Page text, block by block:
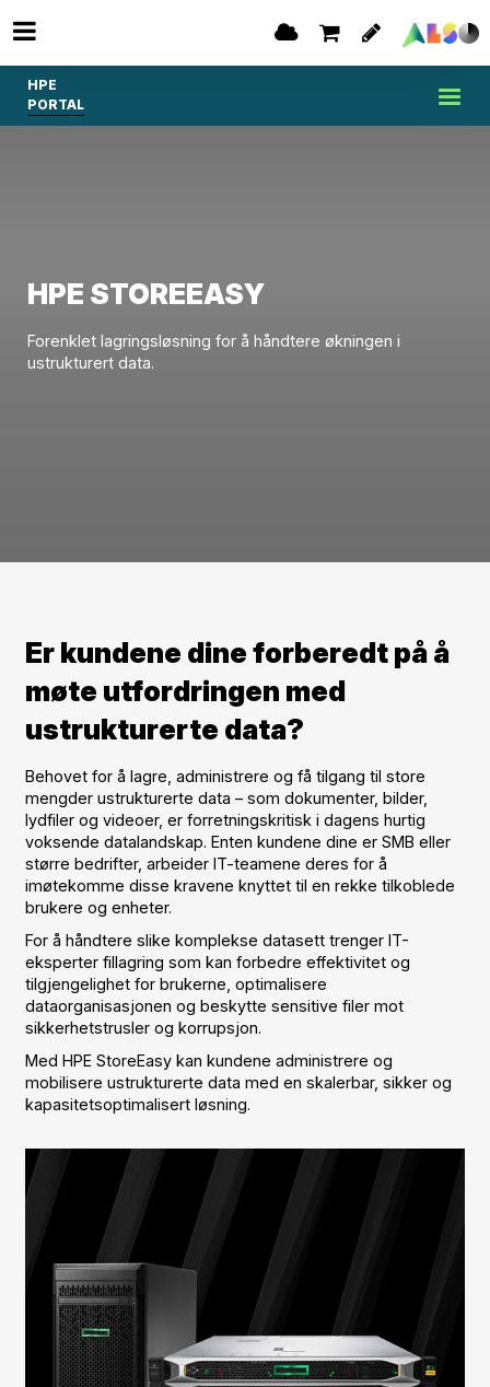
HPE
PORTAL
HPE STOREEASY
Forenklet lagringsløsning for å håndtere økningen i
ustrukturert data.
Er kundene dine forberedt på å
møte utfordringen med
ustrukturerte data?
Behovet for å lagre, administrere og få tilgang til store
mengder ustrukturerte data – som dokumenter, bilder,
lydfiler og videoer, er forretningskritisk i dagens hurtig
voksende datalandskap. Enten kundene dine er SMB eller
større bedrifter, arbeider IT-teamene deres for å
imøtekomme disse kravene knyttet til en rekke tilkoblede
brukere og enheter.
For å håndtere slike komplekse datasett trenger IT-
eksperter fillagring som kan forbedre effektivitet og
tilgjengelighet for brukerne, optimalisere
dataorganisasjonen og beskytte sensitive filer mot
sikkerhetstrusler og korrupsjon.
Med HPE StoreEasy kan kundene administrere og
mobilisere ustrukturerte data med en skalerbar, sikker og
kapasitetsoptimalisert løsning.